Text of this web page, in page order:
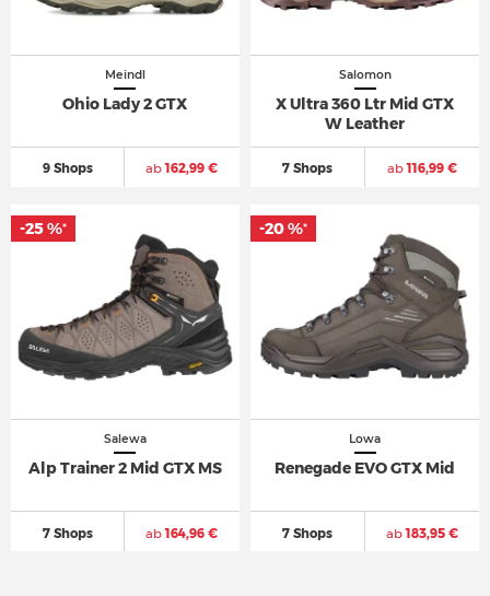
Meindl
Ohio Lady 2 GTX
9 Shops ab162,99 €
Salomon
X Ultra 360 Ltr Mid GTX
W Leather
7 Shops ab116,99 €
Salewa
Alp Trainer 2 Mid GTX MS
7 Shops ab164,96 €
-25 %*
Lowa
Renegade EVO GTX Mid
7 Shops ab183,95 €
-20 %*